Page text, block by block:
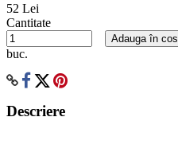
52 Lei
Cantitate
buc.
Adauga în cos
Descriere